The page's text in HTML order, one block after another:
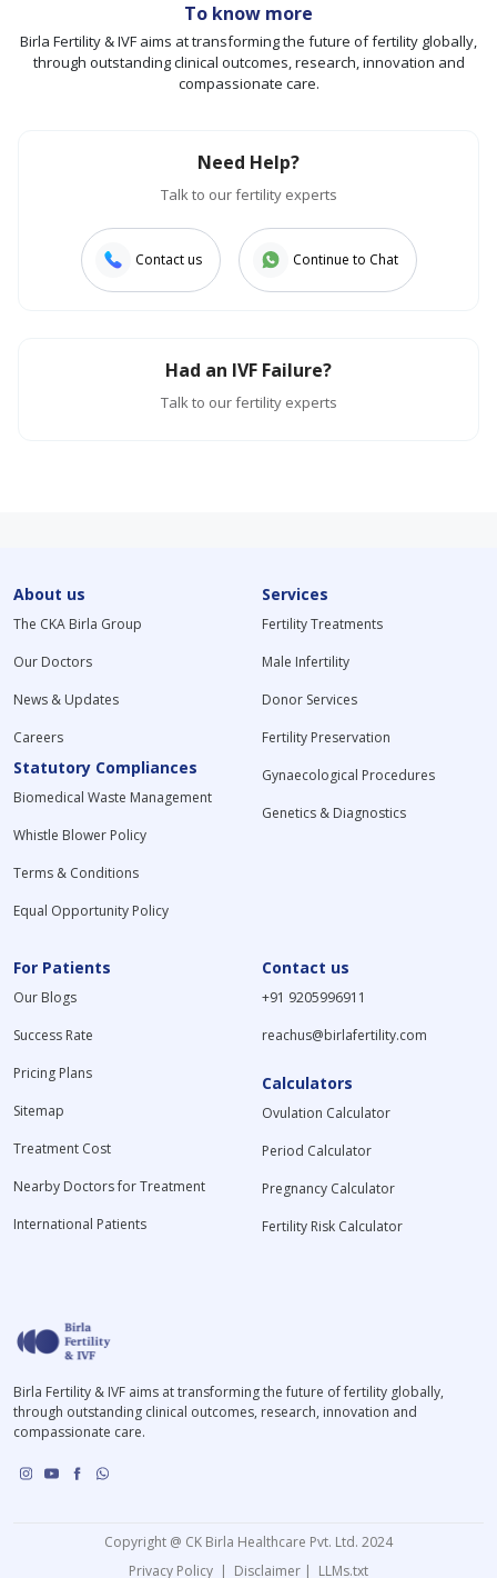
To know more
Birla Fertility & IVF aims at transforming the future of fertility globally,
through outstanding clinical outcomes, research, innovation and
compassionate care.
Need Help?
Talk to our fertility experts
Contact us Continue to Chat
Had an IVF Failure?
Talk to our fertility experts
About us
The CKA Birla Group
Our Doctors
News & Updates
Careers
Statutory Compliances
Biomedical Waste Management
Whistle Blower Policy
Terms & Conditions
Equal Opportunity Policy
Services
Fertility Treatments
Male Infertility
Donor Services
Fertility Preservation
Gynaecological Procedures
Genetics & Diagnostics
For Patients
Our Blogs
Success Rate
Pricing Plans
Sitemap
Treatment Cost
Nearby Doctors for Treatment
International Patients
Contact us
+91 9205996911
reachus@birlafertility.com
Calculators
Ovulation Calculator
Period Calculator
Pregnancy Calculator
Fertility Risk Calculator
Birla Fertility & IVF aims at transforming the future of fertility globally,
through outstanding clinical outcomes, research, innovation and
compassionate care.
Copyright @ CK Birla Healthcare Pvt. Ltd. 2024
Privacy Policy | Disclaimer | LLMs.txt